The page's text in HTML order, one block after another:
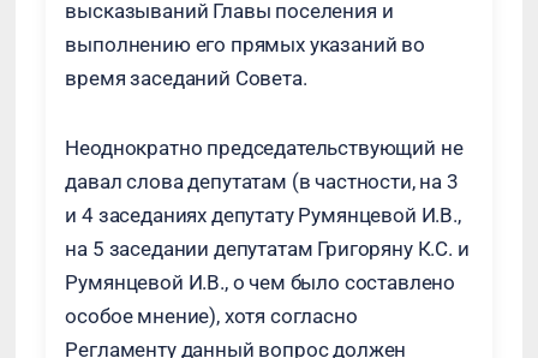
высказываний Главы поселения и
выполнению его прямых указаний во
время заседаний Совета.
Неоднократно председательствующий не
давал слова депутатам (в частности, на 3
и 4 заседаниях депутату Румянцевой И.В.,
на 5 заседании депутатам Григоряну К.С. и
Румянцевой И.В., о чем было составлено
особое мнение), хотя согласно
Регламенту данный вопрос должен